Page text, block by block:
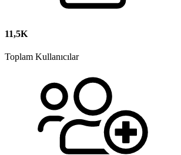
11,5K
Toplam Kullanıcılar